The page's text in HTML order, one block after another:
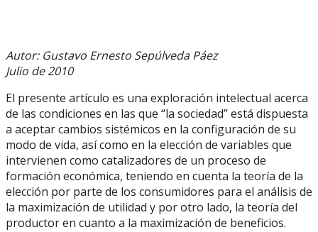
Autor: Gustavo Ernesto Sepúlveda Páez
Julio de 2010
El presente artículo es una exploración intelectual acerca
de las condiciones en las que “la sociedad” está dispuesta
a aceptar cambios sistémicos en la configuración de su
modo de vida, así como en la elección de variables que
intervienen como catalizadores de un proceso de
formación económica, teniendo en cuenta la teoría de la
elección por parte de los consumidores para el análisis de
la maximización de utilidad y por otro lado, la teoría del
productor en cuanto a la maximización de beneficios.